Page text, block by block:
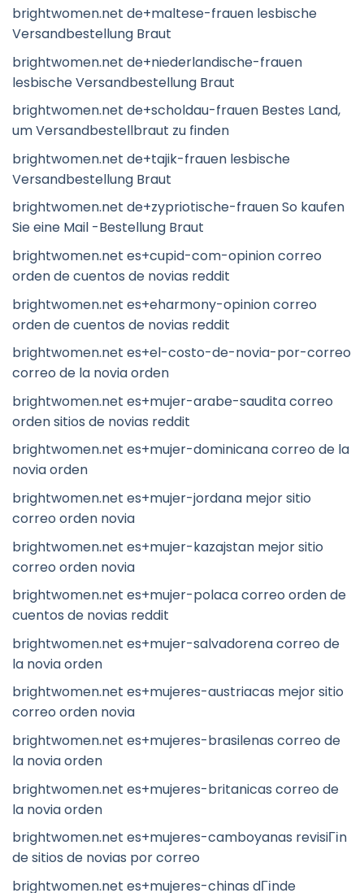
brightwomen.net de+maltese-frauen lesbische
Versandbestellung Braut
brightwomen.net de+niederlandische-frauen
lesbische Versandbestellung Braut
brightwomen.net de+scholdau-frauen Bestes Land,
um Versandbestellbraut zu finden
brightwomen.net de+tajik-frauen lesbische
Versandbestellung Braut
brightwomen.net de+zypriotische-frauen So kaufen
Sie eine Mail -Bestellung Braut
brightwomen.net es+cupid-com-opinion correo
orden de cuentos de novias reddit
brightwomen.net es+eharmony-opinion correo
orden de cuentos de novias reddit
brightwomen.net es+el-costo-de-novia-por-correo
correo de la novia orden
brightwomen.net es+mujer-arabe-saudita correo
orden sitios de novias reddit
brightwomen.net es+mujer-dominicana correo de la
novia orden
brightwomen.net es+mujer-jordana mejor sitio
correo orden novia
brightwomen.net es+mujer-kazajstan mejor sitio
correo orden novia
brightwomen.net es+mujer-polaca correo orden de
cuentos de novias reddit
brightwomen.net es+mujer-salvadorena correo de
la novia orden
brightwomen.net es+mujeres-austriacas mejor sitio
correo orden novia
brightwomen.net es+mujeres-brasilenas correo de
la novia orden
brightwomen.net es+mujeres-britanicas correo de
la novia orden
brightwomen.net es+mujeres-camboyanas revisiГіn
de sitios de novias por correo
brightwomen.net es+mujeres-chinas dГіnde